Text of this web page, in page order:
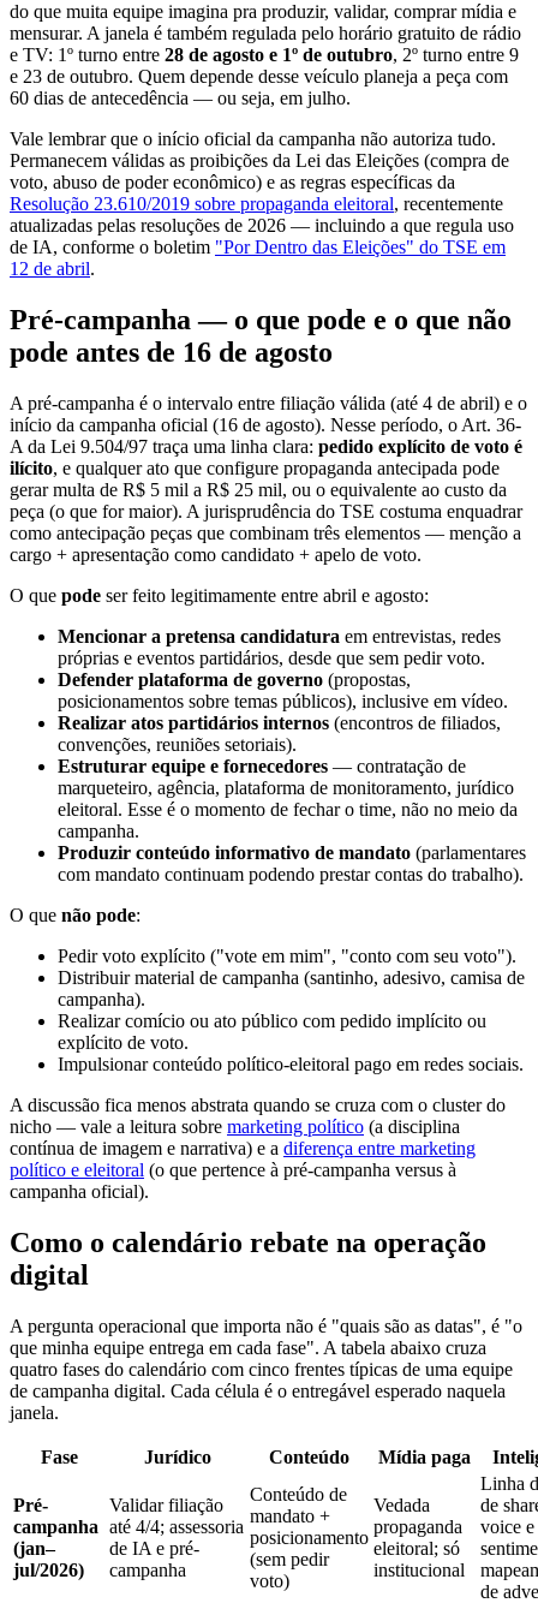
do que muita equipe imagina pra produzir, validar, comprar mídia e
mensurar. A janela é também regulada pelo horário gratuito de rádio
e TV: 1º turno entre 28 de agosto e 1º de outubro, 2º turno entre 9
e 23 de outubro. Quem depende desse veículo planeja a peça com
60 dias de antecedência — ou seja, em julho.
Vale lembrar que o início oficial da campanha não autoriza tudo.
Permanecem válidas as proibições da Lei das Eleições (compra de
voto, abuso de poder econômico) e as regras específicas da
Resolução 23.610/2019 sobre propaganda eleitoral, recentemente
atualizadas pelas resoluções de 2026 — incluindo a que regula uso
de IA, conforme o boletim "Por Dentro das Eleições" do TSE em
12 de abril.
Pré-campanha — o que pode e o que não
pode antes de 16 de agosto
A pré-campanha é o intervalo entre filiação válida (até 4 de abril) e o
início da campanha oficial (16 de agosto). Nesse período, o Art. 36-
A da Lei 9.504/97 traça uma linha clara: pedido explícito de voto é
ilícito, e qualquer ato que configure propaganda antecipada pode
gerar multa de R$ 5 mil a R$ 25 mil, ou o equivalente ao custo da
peça (o que for maior). A jurisprudência do TSE costuma enquadrar
como antecipação peças que combinam três elementos — menção a
cargo + apresentação como candidato + apelo de voto.
O que pode ser feito legitimamente entre abril e agosto:
Mencionar a pretensa candidatura em entrevistas, redes
próprias e eventos partidários, desde que sem pedir voto.
Defender plataforma de governo (propostas,
posicionamentos sobre temas públicos), inclusive em vídeo.
Realizar atos partidários internos (encontros de filiados,
convenções, reuniões setoriais).
Estruturar equipe e fornecedores — contratação de
marqueteiro, agência, plataforma de monitoramento, jurídico
eleitoral. Esse é o momento de fechar o time, não no meio da
campanha.
Produzir conteúdo informativo de mandato (parlamentares
com mandato continuam podendo prestar contas do trabalho).
O que não pode:
Pedir voto explícito ("vote em mim", "conto com seu voto").
Distribuir material de campanha (santinho, adesivo, camisa de
campanha).
Realizar comício ou ato público com pedido implícito ou
explícito de voto.
Impulsionar conteúdo político-eleitoral pago em redes sociais.
A discussão fica menos abstrata quando se cruza com o cluster do
nicho — vale a leitura sobre marketing político (a disciplina
contínua de imagem e narrativa) e a diferença entre marketing
político e eleitoral (o que pertence à pré-campanha versus à
campanha oficial).
Como o calendário rebate na operação
digital
A pergunta operacional que importa não é "quais são as datas", é "o
que minha equipe entrega em cada fase". A tabela abaixo cruza
quatro fases do calendário com cinco frentes típicas de uma equipe
de campanha digital. Cada célula é o entregável esperado naquela
janela.
Fase Jurídico Conteúdo Mídia paga
Pré-
campanha
(jan–
jul/2026)
Validar filiação
até 4/4; assessoria
de IA e pré-
campanha
Conteúdo de
mandato +
posicionamento
(sem pedir
voto)
Vedada
propaganda
eleitoral; só
institucional
Linha
de
voice e
de